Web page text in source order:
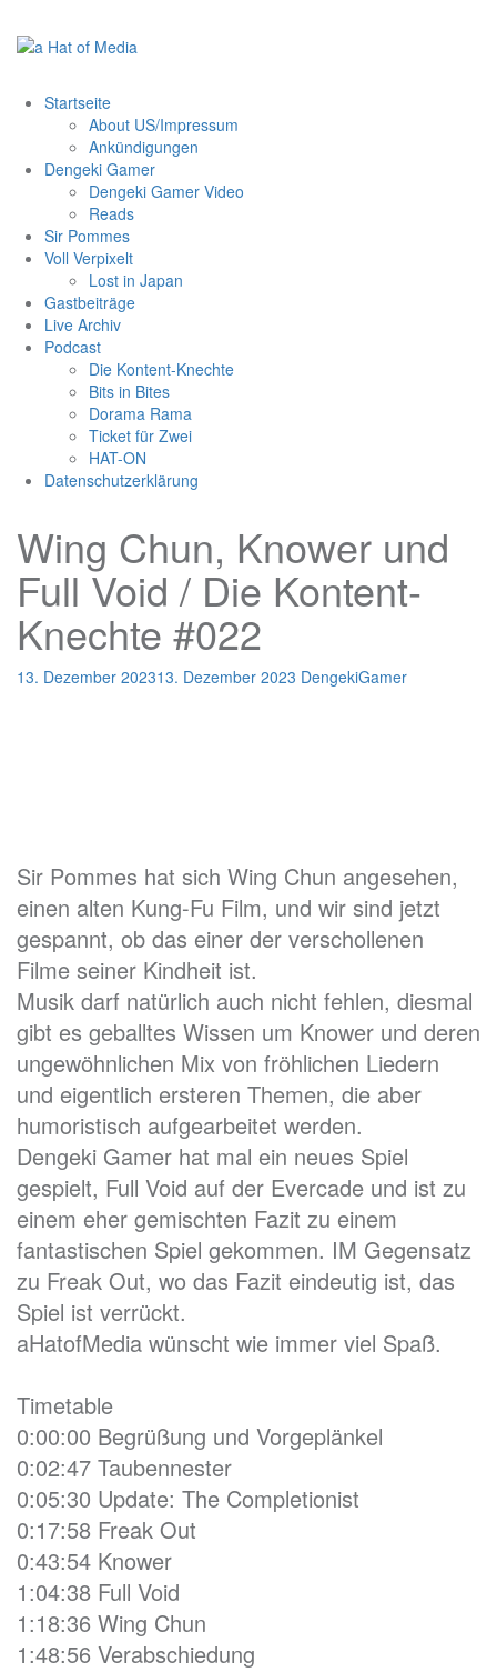
Inhalt
springen
Startseite
About US/Impressum
Ankündigungen
Dengeki Gamer
Dengeki Gamer Video
Reads
Sir Pommes
Voll Verpixelt
Lost in Japan
Gastbeiträge
Live Archiv
Podcast
Die Kontent-Knechte
Bits in Bites
Dorama Rama
Ticket für Zwei
HAT-ON
Datenschutzerklärung
Wing Chun, Knower und
Full Void / Die Kontent-
Knechte #022
13. Dezember 202313. Dezember 2023 DengekiGamer
Sir Pommes hat sich Wing Chun angesehen,
einen alten Kung-Fu Film, und wir sind jetzt
gespannt, ob das einer der verschollenen
Filme seiner Kindheit ist.
Musik darf natürlich auch nicht fehlen, diesmal
gibt es geballtes Wissen um Knower und deren
ungewöhnlichen Mix von fröhlichen Liedern
und eigentlich ersteren Themen, die aber
humoristisch aufgearbeitet werden.
Dengeki Gamer hat mal ein neues Spiel
gespielt, Full Void auf der Evercade und ist zu
einem eher gemischten Fazit zu einem
fantastischen Spiel gekommen. IM Gegensatz
zu Freak Out, wo das Fazit eindeutig ist, das
Spiel ist verrückt.
aHatofMedia wünscht wie immer viel Spaß.
Timetable
0:00:00 Begrüßung und Vorgeplänkel
0:02:47 Taubennester
0:05:30 Update: The Completionist
0:17:58 Freak Out
0:43:54 Knower
1:04:38 Full Void
1:18:36 Wing Chun
1:48:56 Verabschiedung